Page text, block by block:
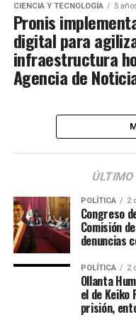
CIENCIA Y TECNOLOGÍA 5
Pronis
digital para
infraestructura
Agencia de
ÚLTIMO
POLÍTICA 2
Congreso
Comisión
denuncias
POLÍTICA 2
Ollanta
el de Keiko
prisión,